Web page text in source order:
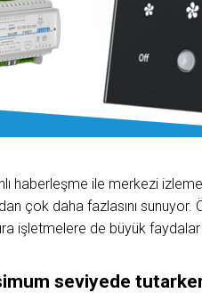
haberleşme ile merkezi
çok daha fazlasını sunuyor.
işletmelere de büyük faydalar
seviyede